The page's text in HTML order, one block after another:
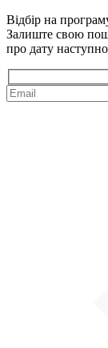
Відбір на
Залиште свою
про дату
Please leave this